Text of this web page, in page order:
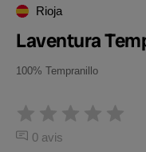
Rioja
Laventura
100% Tempranillo
0 avis